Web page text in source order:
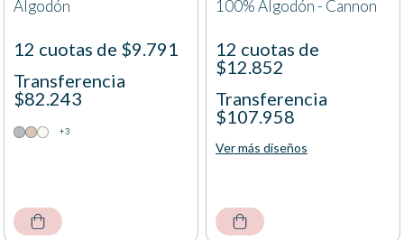
Algodón
12 cuotas de $9.791
Transferencia
$82.243
+3
100% Algodón - Cannon
12 cuotas de
$12.852
Transferencia
$107.958
Ver más diseños